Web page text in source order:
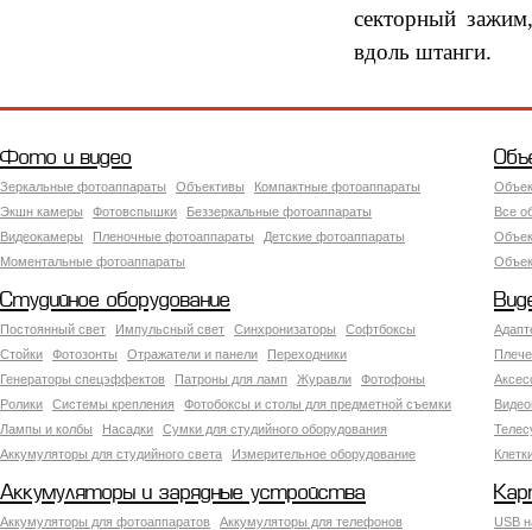
секторный
вдоль штанги.
Фото и видео
Зеркальные фотоаппараты Объективы
Компактные фотоаппараты
Экшн камеры
Фотовспышки
Беззеркальные фотоаппараты
Видеокамеры
Пленочные фотоаппараты
Детские фотоаппараты
Моментальные фотоаппараты
Все
Студийное оборудование
Постоянный свет Импульсный свет Синхронизаторы
Софтбоксы
Стойки
Фотозонты Отражатели и панели
Переходники
Генераторы спецэффектов
Патроны для ламп Журавли
Фотофоны
Ролики
Системы крепления
Фотобоксы и столы для предметной съемки
Лампы и колбы
Насадки
Сумки для студийного оборудования
Аккумуляторы для студийного света
Измерительное оборудование
Аккумуляторы и зарядные устройства
Аккумуляторы для фотоаппаратов
Аккумуляторы для телефонов
USB